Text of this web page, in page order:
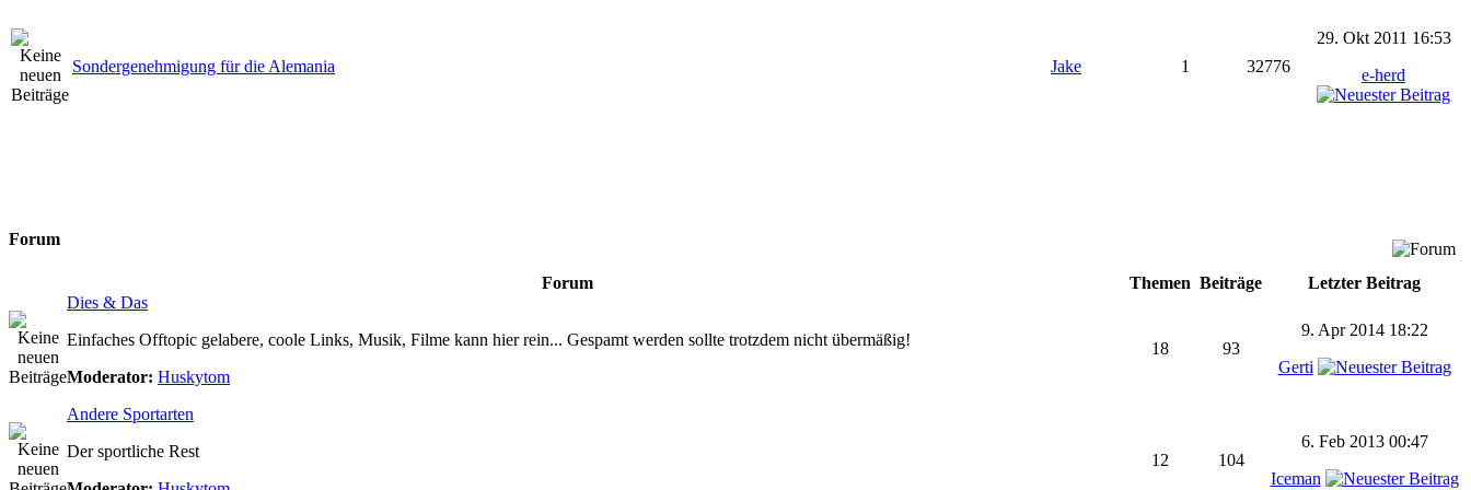
Sondergenehmigung für die Alemania Jake 1 32776
29. Okt 2011 16:53
e-herd
Forum
Forum Themen Beiträge
Letzter Beitrag
Dies & Das
Einfaches Offtopic gelabere, coole Links, Musik, Filme kann hier rein... Gespamt werden sollte trotzdem nicht übermäßig!
Moderator: Huskytom
18 93
9. Apr 2014 18:22
Gerti
Andere Sportarten
Der sportliche Rest
12 104
6. Feb 2013 00:47
Iceman